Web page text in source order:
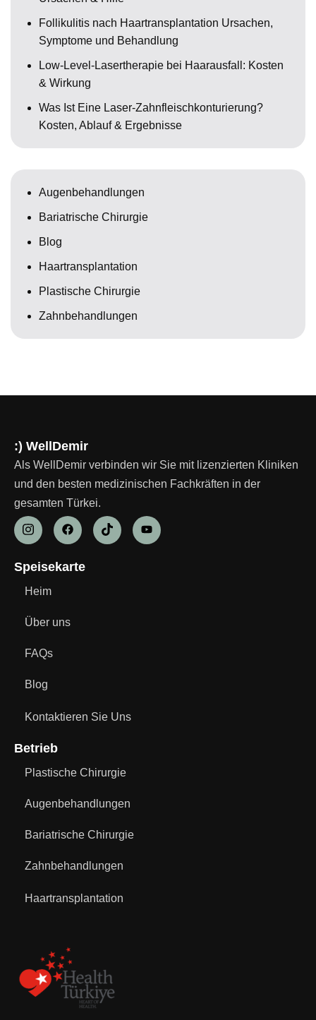
Follikulitis nach Haartransplantation Ursachen,
Symptome und Behandlung
Low-Level-Lasertherapie bei Haarausfall: Kosten
& Wirkung
Was Ist Eine Laser-Zahnfleischkonturierung?
Kosten, Ablauf & Ergebnisse
Augenbehandlungen
Bariatrische Chirurgie
Blog
Haartransplantation
Plastische Chirurgie
Zahnbehandlungen
:) WellDemir
Als WellDemir verbinden wir Sie mit lizenzierten Kliniken
und den besten medizinischen Fachkräften in der
gesamten Türkei.
Speisekarte
Heim
Über uns
FAQs
Blog
Kontaktieren Sie Uns
Betrieb
Plastische Chirurgie
Augenbehandlungen
Bariatrische Chirurgie
Zahnbehandlungen
Haartransplantation